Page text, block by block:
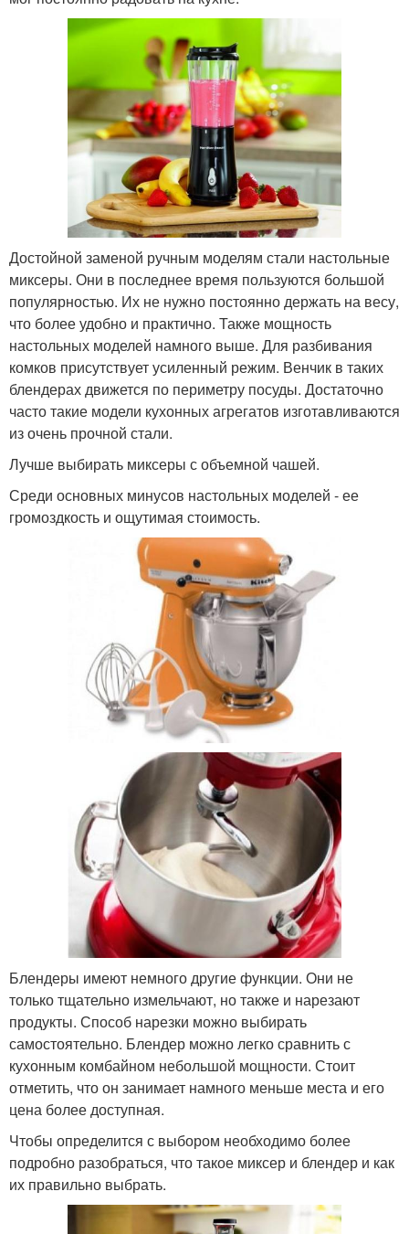
Достойной заменой ручным моделям стали настольные
миксеры. Они в последнее время пользуются большой
популярностью. Их не нужно постоянно держать на весу,
что более удобно и практично. Также мощность
настольных моделей намного выше. Для разбивания
комков присутствует усиленный режим. Венчик в таких
блендерах движется по периметру посуды. Достаточно
часто такие модели кухонных агрегатов изготавливаются
из очень прочной стали.
Лучше выбирать миксеры с объемной чашей.
Среди основных минусов настольных моделей - ее
громоздкость и ощутимая стоимость.
Блендеры имеют немного другие функции. Они не
только тщательно измельчают, но также и нарезают
продукты. Способ нарезки можно выбирать
самостоятельно. Блендер можно легко сравнить с
кухонным комбайном небольшой мощности. Стоит
отметить, что он занимает намного меньше места и его
цена более доступная.
Чтобы определится с выбором необходимо более
подробно разобраться, что такое миксер и блендер и как
их правильно выбрать.